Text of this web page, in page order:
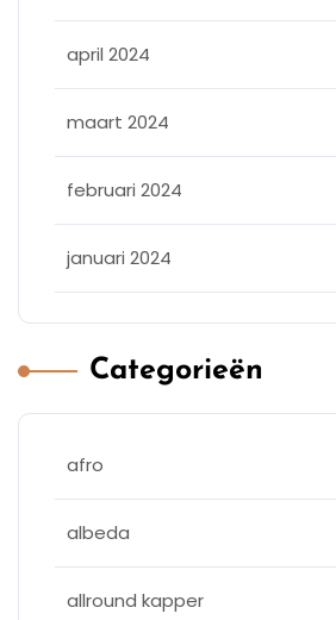
april 2024
maart 2024
februari 2024
januari 2024
Categorieën
afro
albeda
allround kapper